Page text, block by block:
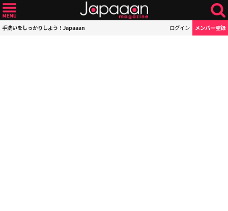
手洗いをしっかりしよう！Japaaan ログイン メンバー登録